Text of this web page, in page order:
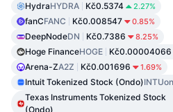
HydraHYDRA Kč0.5374 2.27%
fanCFANC Kč0.008547 0.85%
DeepNodeDN Kč0.7386 8.25%
Hoge FinanceHOGE Kč0.00004066
Arena-ZA2Z Kč0.001696 1.69%
Intuit Tokenized Stock (Ondo)INTUon
Texas Instruments Tokenized Stock
(Ondo)